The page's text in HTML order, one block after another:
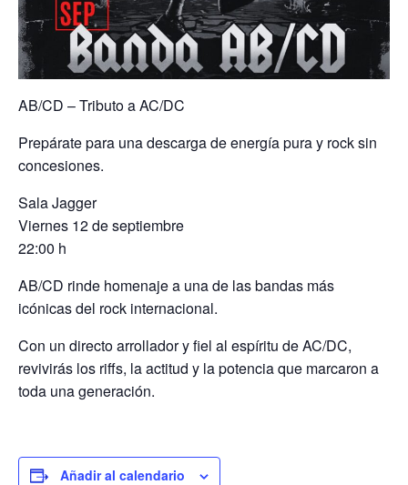
AB/CD – Tributo a AC/DC
Prepárate para una descarga de energía pura y rock sin
concesiones.
Sala Jagger
Viernes 12 de septiembre
22:00 h
AB/CD rinde homenaje a una de las bandas más
icónicas del rock internacional.
Con un directo arrollador y fiel al espíritu de AC/DC,
revivirás los riffs, la actitud y la potencia que marcaron a
toda una generación.
Añadir al calendario